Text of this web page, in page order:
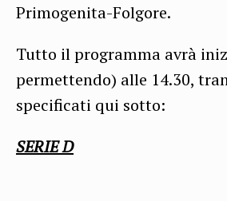
Primogenita-Folgore.
Tutto il programma avrà
permettendo) alle 14.30,
specificati qui sotto:
SERIE D